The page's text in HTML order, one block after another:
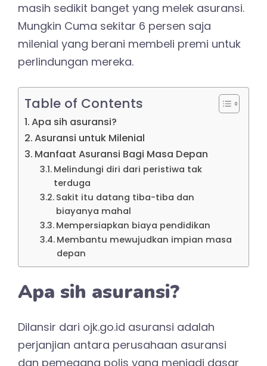
masih sedikit banget yang melek asuransi.
Mungkin Cuma sekitar 6 persen saja
milenial yang berani membeli premi untuk
perlindungan mereka.
Table of Contents
Apa sih asuransi?
Asuransi untuk Milenial
Manfaat Asuransi Bagi Masa Depan
Melindungi diri dari peristiwa tak
terduga
Sakit itu datang tiba-tiba dan
biayanya mahal
Mempersiapkan biaya pendidikan
Membantu mewujudkan impian masa
depan
Apa sih asuransi?
Dilansir dari ojk.go.id asuransi adalah
perjanjian antara perusahaan asuransi
dan pemegang polis yang menjadi dasar